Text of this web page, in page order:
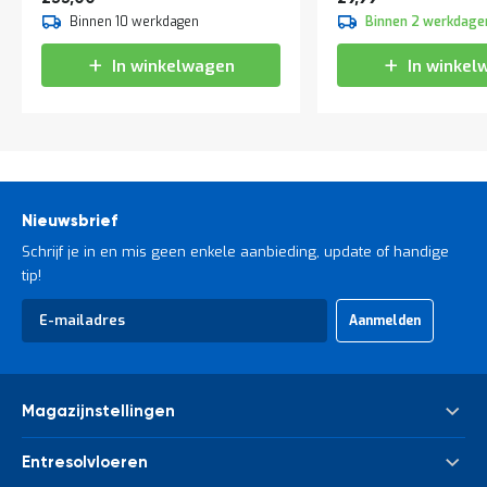
Wilt u meer weten over de totstandkoming van deze
normen? Lees meer hierover op
toelichting
draagvermogens palletstellingen
Binnen 10 werkdagen
In winkelwagen
Binnen 2
In
Nieuwsbrief
Schrijf je in en mis geen enkele aanbieding, update of handige
tip!
Abonneer
op
Aanmelden
Magazijnstellingen
Entresolvloeren